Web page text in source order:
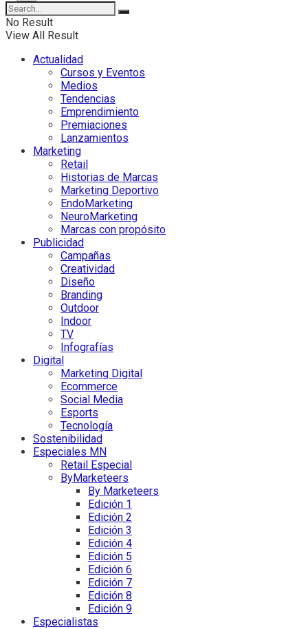
No Result
View All Result
Actualidad
Cursos y Eventos
Medios
Tendencias
Emprendimiento
Premiaciones
Lanzamientos
Marketing
Retail
Historias de Marcas
Marketing Deportivo
EndoMarketing
NeuroMarketing
Marcas con propósito
Publicidad
Campañas
Creatividad
Diseño
Branding
Outdoor
Indoor
TV
Infografías
Digital
Marketing Digital
Ecommerce
Social Media
Esports
Tecnología
Sostenibilidad
Especiales MN
Retail Especial
ByMarketeers
By Marketeers
Edición 1
Edición 2
Edición 3
Edición 4
Edición 5
Edición 6
Edición 7
Edición 8
Edición 9
Especialistas